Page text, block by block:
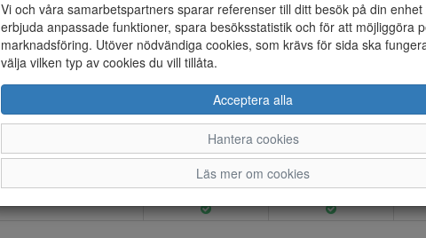
37 38
Vi och våra samarbetspartners sparar referenser till ditt besök på din
erbjuda anpassade funktioner, spara besöksstatistik och för att möjliggöra
marknadsföring. Utöver nödvändiga cookies, som krävs för sida ska
välja vilken typ av cookies du vill tillåta.
Acceptera alla
Hantera cookies
Läs mer om cookies